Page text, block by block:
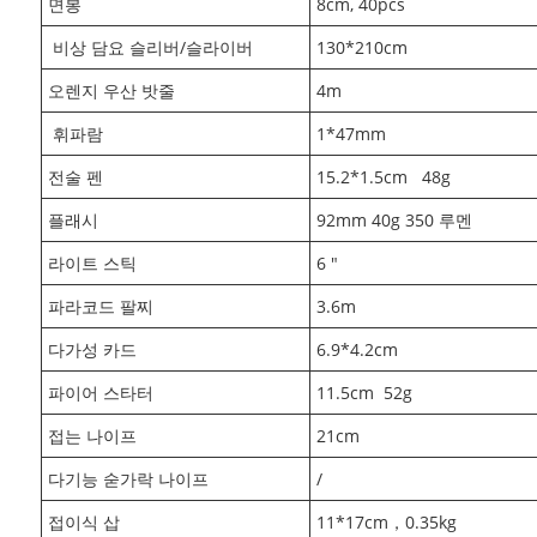
비상 담요 슬리버/슬라이버
130*210cm
오렌지 우산 밧줄
4m
휘파람
1*47mm
전술 펜
15.2*1.5cm 48g
플래시
92mm 40g 350 루멘
라이트 스틱
6 "
파라코드 팔찌
3.6m
다가성 카드
6.9*4.2cm
파이어 스타터
11.5cm 52g
접는 나이프
21cm
다기능 숟가락 나이프
/
접이식 삽
11*17cm ， 0.35kg